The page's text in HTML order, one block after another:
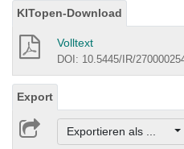
KITopen-Download
Volltext
DOI: 10.5445/IR/
Export
Exportieren als ...